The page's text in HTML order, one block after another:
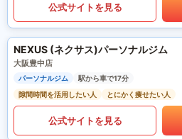
公式サイトを見る
NEXUS (ネクサス)パーソナルジム
大阪豊中店
パーソナルジム
駅から車で17分
隙間時間を活用したい人
とにかく痩せたい人
公式サイトを見る